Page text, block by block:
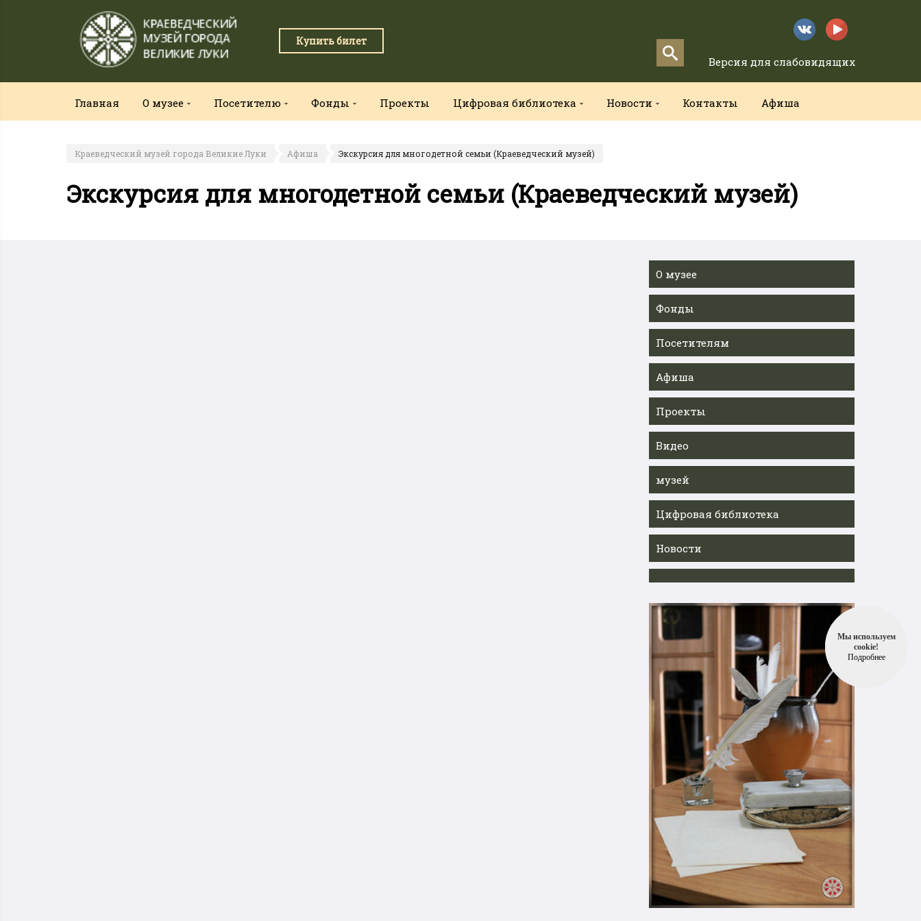
Купить билет
Версия для слабовидящих
Главная О музее Посетителю Фонды Проекты Цифровая библиотека Новости Контакты Афиша
Краеведческий музей города Великие Луки Афиша Экскурсия для многодетной семьи (Краеведческий музей)
Экскурсия для многодетной семьи (Краеведческий музей)
О музее
Фонды
Посетителям
Афиша
Проекты
Видео
музей
Цифровая библиотека
Новости
Мы используем
cookie!
Подробнее